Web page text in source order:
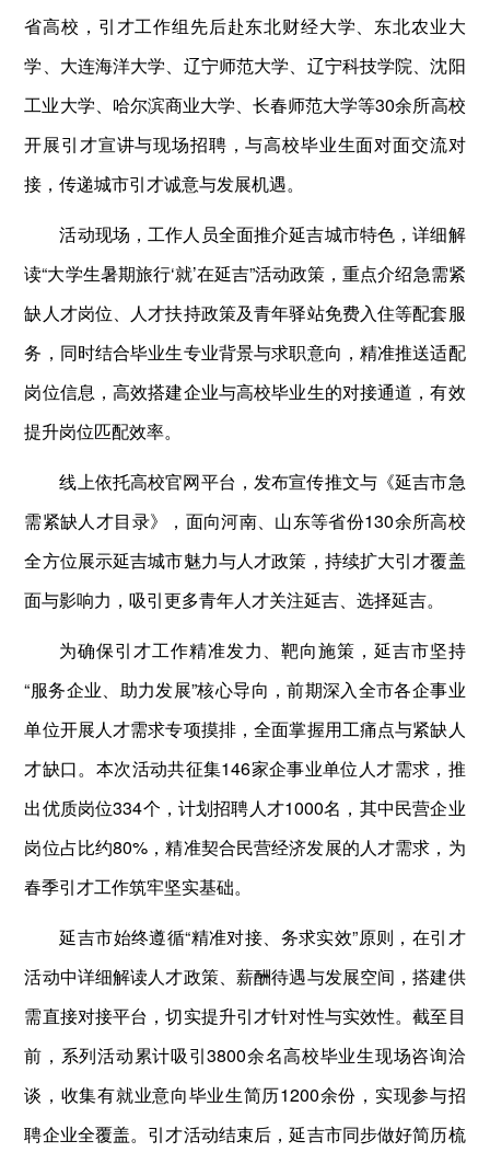
省高校，引才工作组先后赴东北财经大学、东北农业大
学、大连海洋大学、辽宁师范大学、辽宁科技学院、沈阳
工业大学、哈尔滨商业大学、长春师范大学等30余所高校
开展引才宣讲与现场招聘，与高校毕业生面对面交流对
接，传递城市引才诚意与发展机遇。
活动现场，工作人员全面推介延吉城市特色，详细解
读“大学生暑期旅行‘就’在延吉”活动政策，重点介绍急需紧
缺人才岗位、人才扶持政策及青年驿站免费入住等配套服
务，同时结合毕业生专业背景与求职意向，精准推送适配
岗位信息，高效搭建企业与高校毕业生的对接通道，有效
提升岗位匹配效率。
线上依托高校官网平台，发布宣传推文与《延吉市急
需紧缺人才目录》，面向河南、山东等省份130余所高校
全方位展示延吉城市魅力与人才政策，持续扩大引才覆盖
面与影响力，吸引更多青年人才关注延吉、选择延吉。
为确保引才工作精准发力、靶向施策，延吉市坚持
“服务企业、助力发展”核心导向，前期深入全市各企事业
单位开展人才需求专项摸排，全面掌握用工痛点与紧缺人
才缺口。本次活动共征集146家企事业单位人才需求，推
出优质岗位334个，计划招聘人才1000名，其中民营企业
岗位占比约80%，精准契合民营经济发展的人才需求，为
春季引才工作筑牢坚实基础。
延吉市始终遵循“精准对接、务求实效”原则，在引才
活动中详细解读人才政策、薪酬待遇与发展空间，搭建供
需直接对接平台，切实提升引才针对性与实效性。截至目
前，系列活动累计吸引3800余名高校毕业生现场咨询洽
谈，收集有就业意向毕业生简历1200余份，实现参与招
聘企业全覆盖。引才活动结束后，延吉市同步做好简历梳